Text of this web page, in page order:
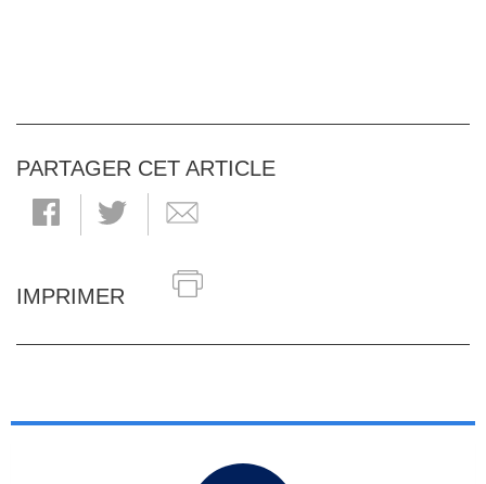
PARTAGER CET ARTICLE
IMPRIMER